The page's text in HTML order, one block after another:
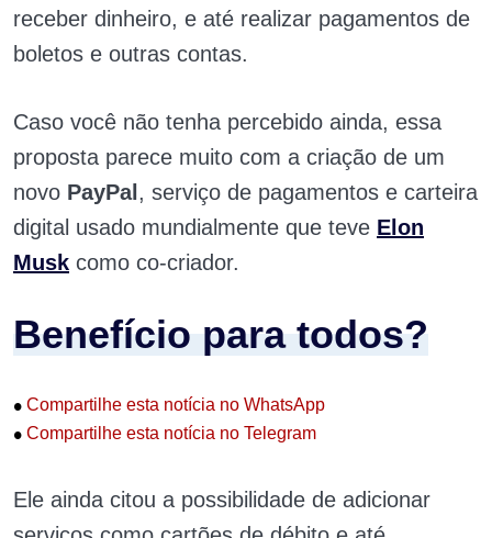
receber dinheiro, e até realizar pagamentos de
boletos e outras contas.
Caso você não tenha percebido ainda, essa
proposta parece muito com a criação de um
novo PayPal , serviço de pagamentos e carteira
digital usado mundialmente que teve Elon
Musk como co-criador.
Benefício para todos?
• Compartilhe esta notícia no WhatsApp
• Compartilhe esta notícia no Telegram
Ele ainda citou a possibilidade de adicionar